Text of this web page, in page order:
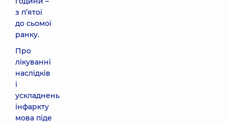
з п’ятої
до сьомої
ранку.
Про
лікуванні
наслідків
і
ускладнень
інфаркту
мова піде